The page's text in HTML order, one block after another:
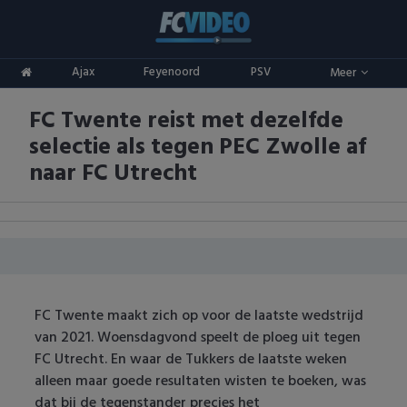
Ajax Feyenoord PSV Meer
ADO Den Haag
Ajax
AZ
FC Utrecht
Feyenoord
Competities
Eredivisie
Keuken Kampioen Divisie
Champions League
Europa League
Oranje
Goals & Samenvattingen
FC Twente reist met dezelfde
selectie als tegen PEC Zwolle af
naar FC Utrecht
FC Twente maakt zich op voor de laatste wedstrijd
van 2021. Woensdagvond speelt de ploeg uit tegen
FC Utrecht. En waar de Tukkers de laatste weken
alleen maar goede resultaten wisten te boeken, was